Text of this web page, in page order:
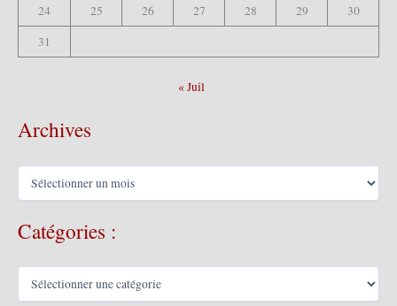
24
25 26 27 28 29
30
31
« Juil
Archives
A
h
s
Catégories :
C